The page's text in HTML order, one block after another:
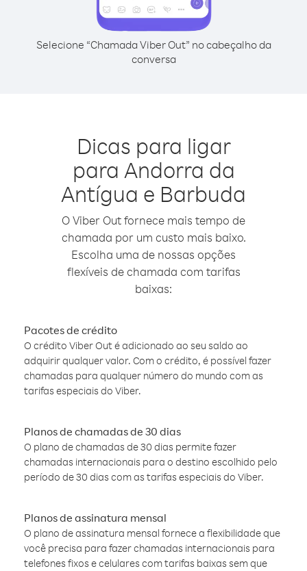
Selecione “Chamada Viber Out” no cabeçalho da
conversa
Dicas para ligar
para Andorra da
Antígua e Barbuda
O Viber Out fornece mais tempo de
chamada por um custo mais baixo.
Escolha uma de nossas opções
flexíveis de chamada com tarifas
baixas:
Pacotes de crédito
O crédito Viber Out é adicionado ao seu saldo ao
adquirir qualquer valor. Com o crédito, é possível fazer
chamadas para qualquer número do mundo com as
tarifas especiais do Viber.
Planos de chamadas de 30 dias
O plano de chamadas de 30 dias permite fazer
chamadas internacionais para o destino escolhido pelo
período de 30 dias com as tarifas especiais do Viber.
Planos de assinatura mensal
O plano de assinatura mensal fornece a flexibilidade que
você precisa para fazer chamadas internacionais para
telefones fixos e celulares com tarifas baixas sem que